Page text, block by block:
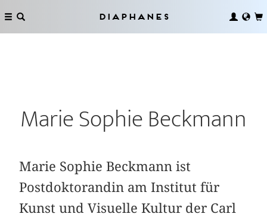
Diaphanes
Marie Sophie Beckmann
Marie Sophie Beckmann ist
Postdoktorandin am Institut für
Kunst und Visuelle Kultur der Carl